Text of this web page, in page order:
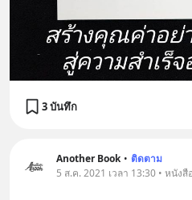
3 บันทึก
Another Book • ติดตาม
5 ส.ค. 2021 เวลา 13:30 • หนังสือ